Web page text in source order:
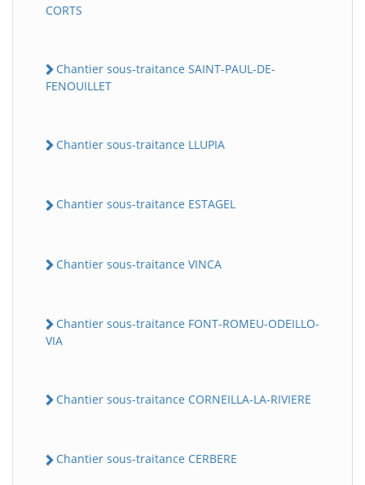
CORTS
Chantier sous-traitance SAINT-PAUL-DE-
FENOUILLET
Chantier sous-traitance LLUPIA
Chantier sous-traitance ESTAGEL
Chantier sous-traitance VINCA
Chantier sous-traitance FONT-ROMEU-ODEILLO-
VIA
Chantier sous-traitance CORNEILLA-LA-RIVIERE
Chantier sous-traitance CERBERE